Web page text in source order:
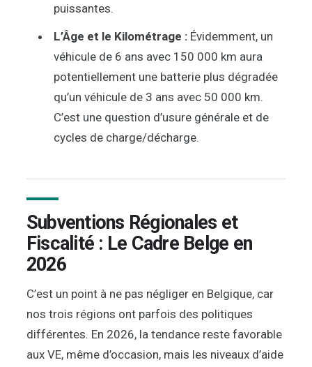
puissantes.
L’Âge et le Kilométrage : Évidemment, un
véhicule de 6 ans avec 150 000 km aura
potentiellement une batterie plus dégradée
qu’un véhicule de 3 ans avec 50 000 km.
C’est une question d’usure générale et de
cycles de charge/décharge.
Subventions Régionales et
Fiscalité : Le Cadre Belge en
2026
C’est un point à ne pas négliger en Belgique, car
nos trois régions ont parfois des politiques
différentes. En 2026, la tendance reste favorable
aux VE, même d’occasion, mais les niveaux d’aide